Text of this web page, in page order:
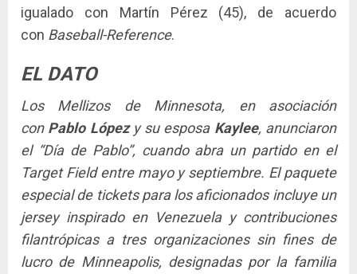
igualado con Martín Pérez (45), de acuerdo
con Baseball-Reference.
EL DATO
Los Mellizos de Minnesota, en asociación
con Pablo Lópezy su esposa Kaylee, anunciaron
el “Día de Pablo”, cuando abra un partido en el
Target Field entre mayo y septiembre. El paquete
especial de tickets para los aficionados incluye un
jersey inspirado en Venezuela y contribuciones
filantrópicas a tres organizaciones sin fines de
lucro de Minneapolis, designadas por la familia